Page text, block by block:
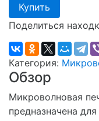
Купить
Поделиться
Категория:
Обзор
Микроволновая
предназначена